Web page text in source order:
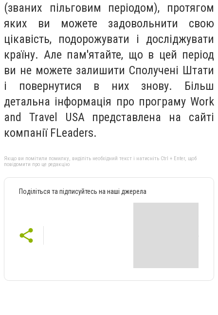
(званих пільговим періодом), протягом
яких ви можете задовольнити свою
цікавість, подорожувати і досліджувати
країну. Але пам'ятайте, що в цей період
ви не можете залишити Сполучені Штати
і повернутися в них знову. Більш
детальна інформація про програму Work
and Travel USA представлена на сайті
компанії FLeaders.
Якщо ви помітили помилку, виділіть необхідний текст і натисніть Ctrl + Enter, щоб
повідомити про це редакцію
Поділіться та підписуйтесь на наші джерела